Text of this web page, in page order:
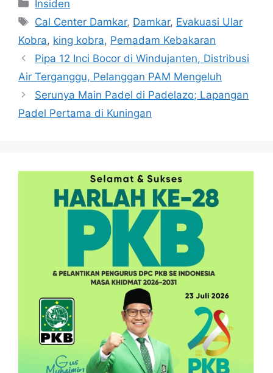
Insiden
Tag
Cal Center Damkar, Damkar, Evakuasi Ular
Kobra, king kobra, Pemadam Kebakaran
Pipa 12 Inci Bocor di Windujanten, Distribusi
Air Terganggu, Pelanggan PAM Mengeluh
Serunya Main Padel di Padelazo; Lapangan
Padel Pertama di Kuningan